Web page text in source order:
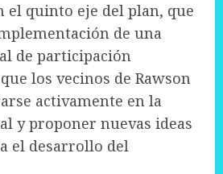
el quinto eje del plan, que
de una
de participación
los vecinos de Rawson
activamente en la
y proponer nuevas ideas
el desarrollo del